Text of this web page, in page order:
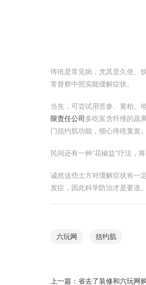
痔疮是常见病，尤其是久坐、
常督察中照实能缓解症状。
当先，可尝试用苦参、黄柏、
限责任公司 多吃富含纤维的蔬
门括约肌功能，细心痔疮复发。
民间还有一种“花椒盐”疗法，
诚然这些土方对缓解症状有一
发症，因此科学防治才是要道。
六玩网 括约肌
上一篇： 省去了装修和六玩网